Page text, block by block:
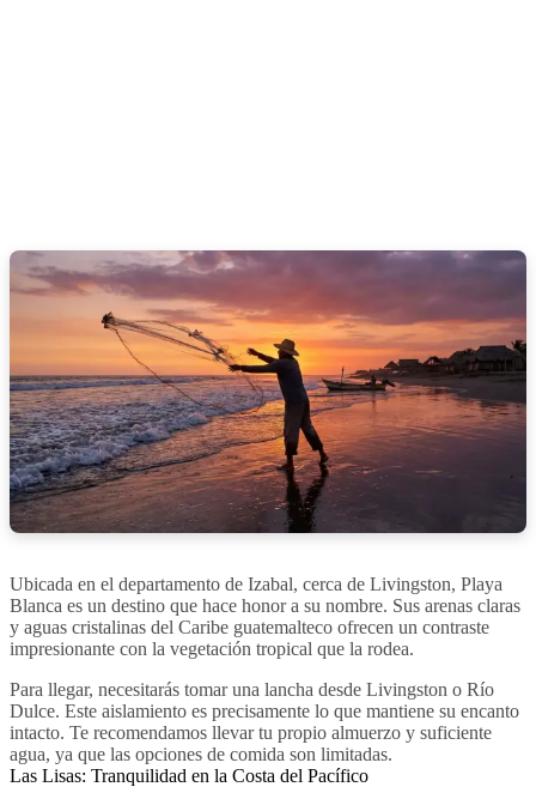
Ubicada en el departamento de Izabal, cerca de Livingston, Playa
Blanca es un destino que hace honor a su nombre. Sus arenas claras
y aguas cristalinas del Caribe guatemalteco ofrecen un contraste
impresionante con la vegetación tropical que la rodea.
Para llegar, necesitarás tomar una lancha desde Livingston o Río
Dulce. Este aislamiento es precisamente lo que mantiene su encanto
intacto. Te recomendamos llevar tu propio almuerzo y suficiente
agua, ya que las opciones de comida son limitadas.
Las Lisas: Tranquilidad en la Costa del Pacífico